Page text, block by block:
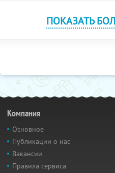
ПОКАЗАТЬ
Компания
Основное
Публикации о нас
Вакансии
Правила сервиса